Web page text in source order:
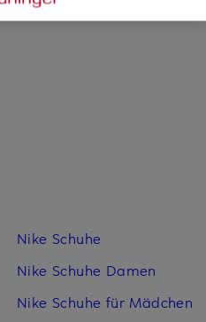
Nike Schuhe
Nike Schuhe Damen
Nike Schuhe für Mädchen